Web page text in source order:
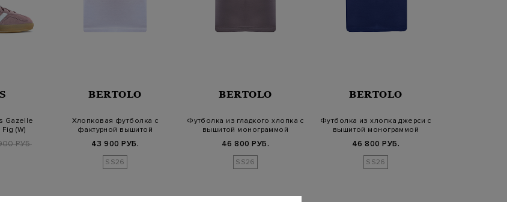
Gazelle
(W)
РУБ.
BERTOLO
Хлопковая футболка с
фактурной вышитой
43 900 РУБ.
SS26
BERTOLO
Футболка из гладкого хлопка с
вышитой монограммой
46 800 РУБ.
SS26
BERTOLO
Футболка из хлопка джерси с
вышитой монограммой
46 800 РУБ.
SS26